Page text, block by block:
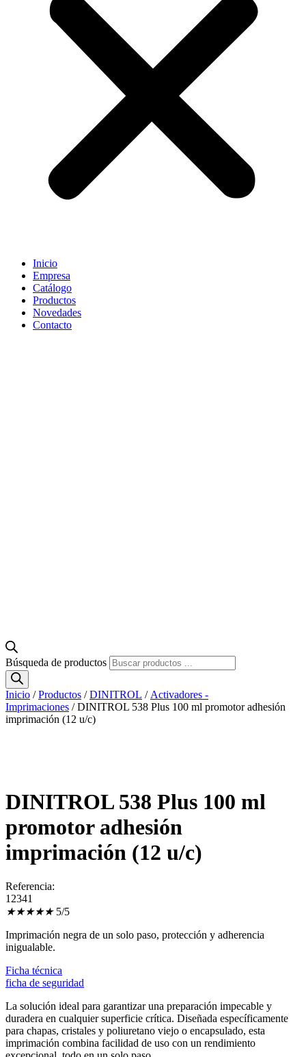
Inicio
Empresa
Catálogo
Productos
Novedades
Contacto
Búsqueda de productos
Inicio /Productos /DINITROL / Activadores -
Imprimaciones / DINITROL 538 Plus 100 ml promotor adhesión
imprimación (12 u/c)
DINITROL 538 Plus 100 ml
promotor adhesión
imprimación (12 u/c)
Referencia:
12341
★★★★★ 5/5
Imprimación negra de un solo paso, protección y adherencia
inigualable.
Ficha técnica
ficha de seguridad
La solución ideal para garantizar una preparación impecable y
duradera en cualquier superficie crítica. Diseñada específicamente
para chapas, cristales y poliuretano viejo o encapsulado, esta
imprimación combina facilidad de uso con un rendimiento